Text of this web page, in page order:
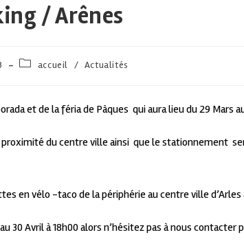
/ Arênes
accueil / Actualités
et de la féria de Pâques qui aura lieu du 29 Mars
du centre ville ainsi que le stationnement
en vélo -taco de la périphérie au centre ville d’Arles
30 Avril à 18h00 alors n’hésitez pas à nous contacter